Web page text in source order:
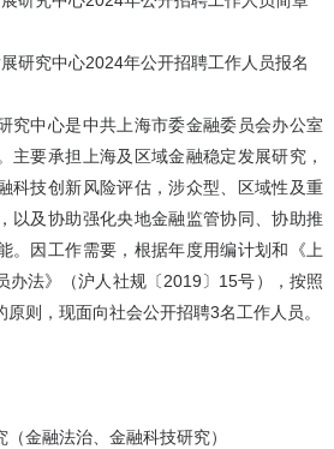
研究中心2024年公开招聘工作人员报名
中心是中共上海市委金融委员会办公室
主要承担上海及区域金融稳定发展研究，
科技创新风险评估，涉众型、区域性及重
以及协助强化央地金融监管协同、协助推
。因工作需要，根据年度用编计划和《上
办法》（沪人社规〔2019〕15号），按照
则，现面向社会公开招聘3名工作人员。
金融法治、金融科技研究）